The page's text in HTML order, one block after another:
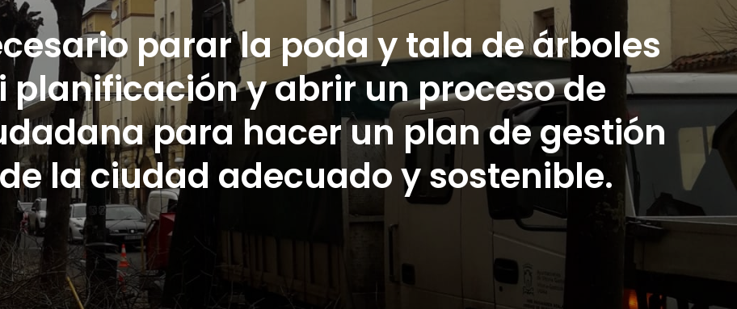
parar la poda y tala de árboles
planificación y abrir un proceso de
para hacer un plan de gestión
la ciudad adecuado y sostenible.